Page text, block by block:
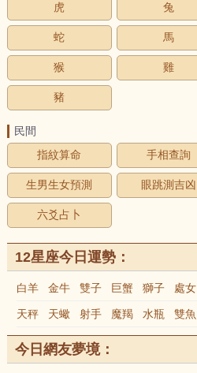
虎 兔
蛇 馬
猴 雞
豬
民間
指紋算命
手相查詢
生男生女預測 眼跳測吉凶
六爻占卜
12星座今日運勢：
白羊 金牛 雙子 巨蟹 獅子 處女
天秤 天蠍 射手 魔羯 水瓶 雙魚
今日網友夢境：